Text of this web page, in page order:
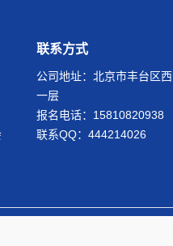
联系方式
公司地址：北京市丰台区
一层
报名电话：15810820938
联系QQ：444214026